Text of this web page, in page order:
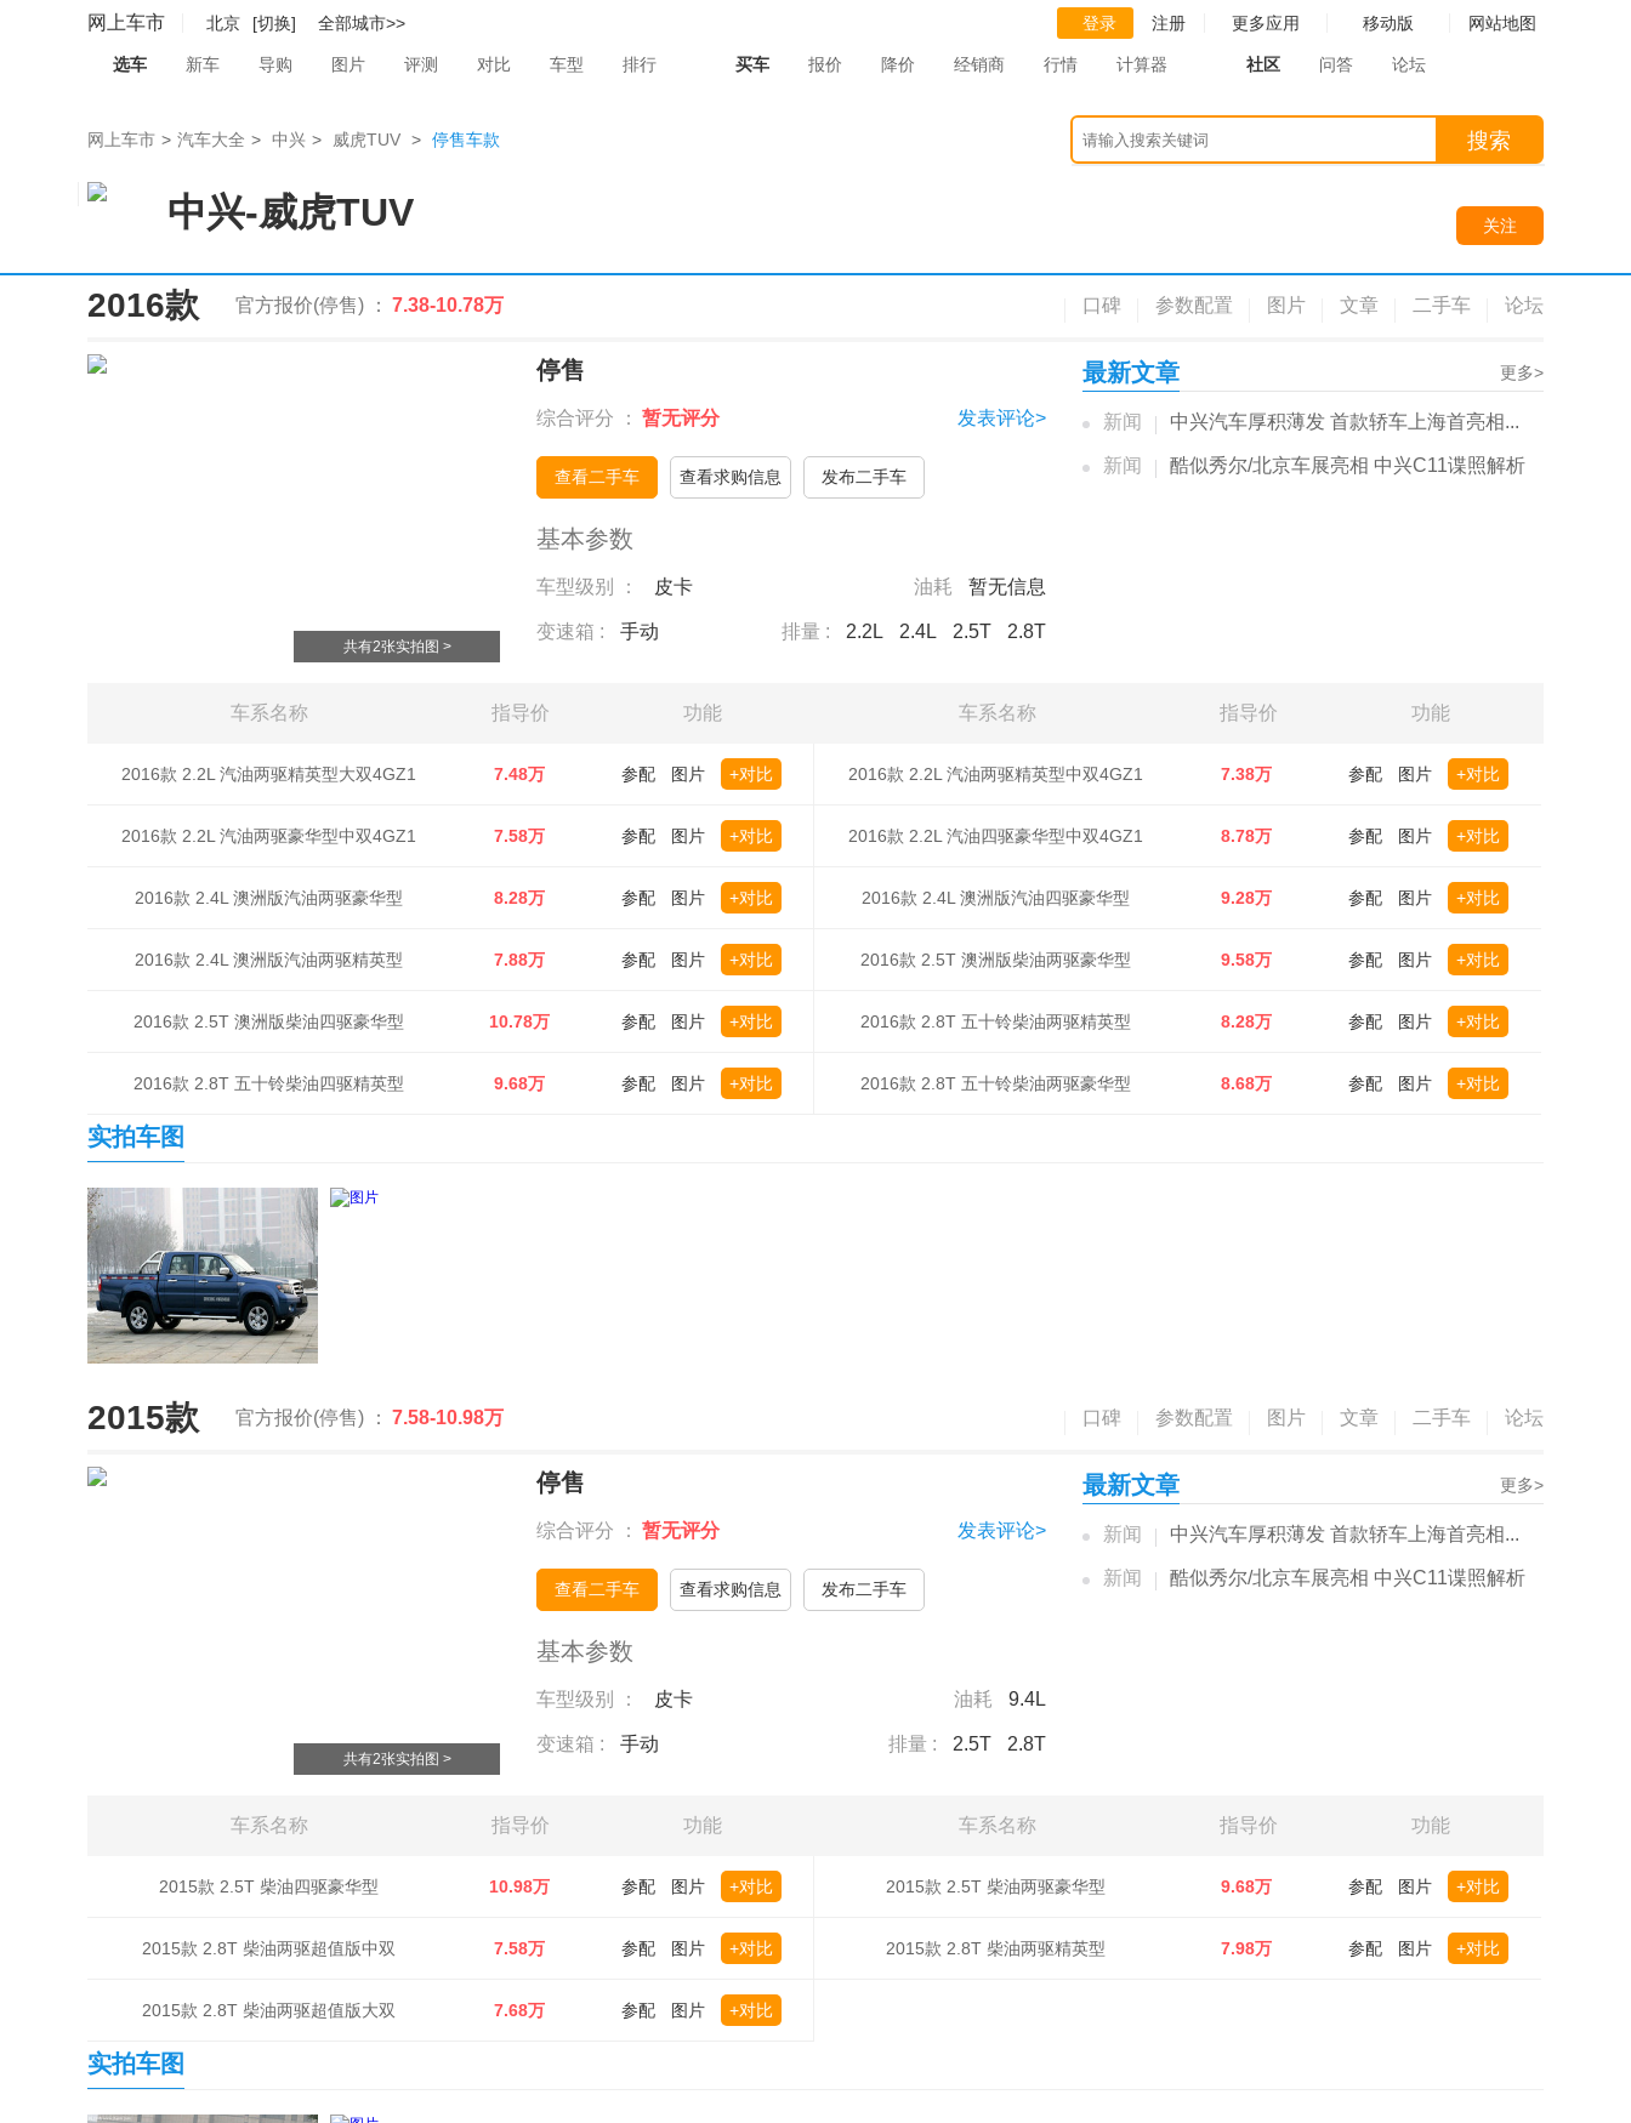
网上车市 北京 [切换] 全部城市>> 登录 注册 更多应用 移动版 网站地图
选车 新车 导购 图片 评测 对比 车型 排行 买车 报价 降价 经销商 行情 计算器 社区 问答 论坛
网上车市 > 汽车大全 > 中兴 > 威虎TUV > 停售车款 搜索
中兴-威虎TUV 关注
2016款 官方报价(停售) ： 7.38-10.78万 口碑 参数配置 图片 文章 二手车 论坛
共有2张实拍图 >
停售
综合评分 ： 暂无评分 发表评论>
查看二手车 查看求购信息 发布二手车
基本参数
车型级别 ： 皮卡 油耗 暂无信息
变速箱 : 手动 排量 : 2.2L 2.4L 2.5T 2.8T
最新文章 更多>
新闻 中兴汽车厚积薄发 首款轿车上海首亮相...
新闻 酷似秀尔/北京车展亮相 中兴C11谍照解析
车系名称 指导价 功能 车系名称 指导价 功能
2016款 2.2L 汽油两驱精英型大双4GZ1 7.48万 参配 图片 +对比
2016款 2.2L 汽油两驱豪华型中双4GZ1 7.58万 参配 图片 +对比
2016款 2.4L 澳洲版汽油两驱豪华型 8.28万 参配 图片 +对比
2016款 2.4L 澳洲版汽油两驱精英型 7.88万 参配 图片 +对比
2016款 2.5T 澳洲版柴油四驱豪华型 10.78万 参配 图片 +对比
2016款 2.8T 五十铃柴油四驱精英型 9.68万 参配 图片 +对比
2016款 2.2L 汽油两驱精英型中双4GZ1 7.38万 参配 图片 +对比
2016款 2.2L 汽油四驱豪华型中双4GZ1 8.78万 参配 图片 +对比
2016款 2.4L 澳洲版汽油四驱豪华型 9.28万 参配 图片 +对比
2016款 2.5T 澳洲版柴油两驱豪华型 9.58万 参配 图片 +对比
2016款 2.8T 五十铃柴油两驱精英型 8.28万 参配 图片 +对比
2016款 2.8T 五十铃柴油两驱豪华型 8.68万 参配 图片 +对比
实拍车图
2015款 官方报价(停售) ： 7.58-10.98万 口碑 参数配置 图片 文章 二手车 论坛
共有2张实拍图 >
停售
综合评分 ： 暂无评分 发表评论>
查看二手车 查看求购信息 发布二手车
基本参数
车型级别 ： 皮卡 油耗 9.4L
变速箱 : 手动 排量 : 2.5T 2.8T
最新文章 更多>
新闻 中兴汽车厚积薄发 首款轿车上海首亮相...
新闻 酷似秀尔/北京车展亮相 中兴C11谍照解析
车系名称 指导价 功能 车系名称 指导价 功能
2015款 2.5T 柴油四驱豪华型 10.98万 参配 图片 +对比
2015款 2.8T 柴油两驱超值版中双 7.58万 参配 图片 +对比
2015款 2.8T 柴油两驱超值版大双 7.68万 参配 图片 +对比
2015款 2.5T 柴油两驱豪华型 9.68万 参配 图片 +对比
2015款 2.8T 柴油两驱精英型 7.98万 参配 图片 +对比
实拍车图